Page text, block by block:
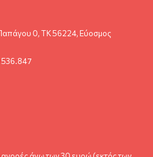
0, ΤΚ 56224, Εύοσμος
536.847